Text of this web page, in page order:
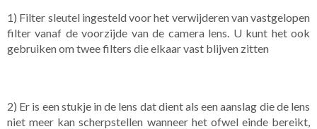
1) Filter sleutel ingesteld voor het verwijderen van vastgelopen
filter vanaf de voorzijde van de camera lens. U kunt het ook
gebruiken om twee filters die elkaar vast blijven zitten
2) Er is een stukje in de lens dat dient als een aanslag die de lens
niet meer kan scherpstellen wanneer het ofwel einde bereikt,